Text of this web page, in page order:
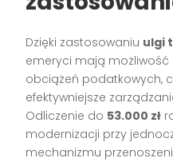
Dzięki zastosowaniu ulgi
emeryci mają możliwość
obciążeń podatkowych,
efektywniejsze
Odliczenie do 53.000 zł
modernizacji przy
mechanizmu